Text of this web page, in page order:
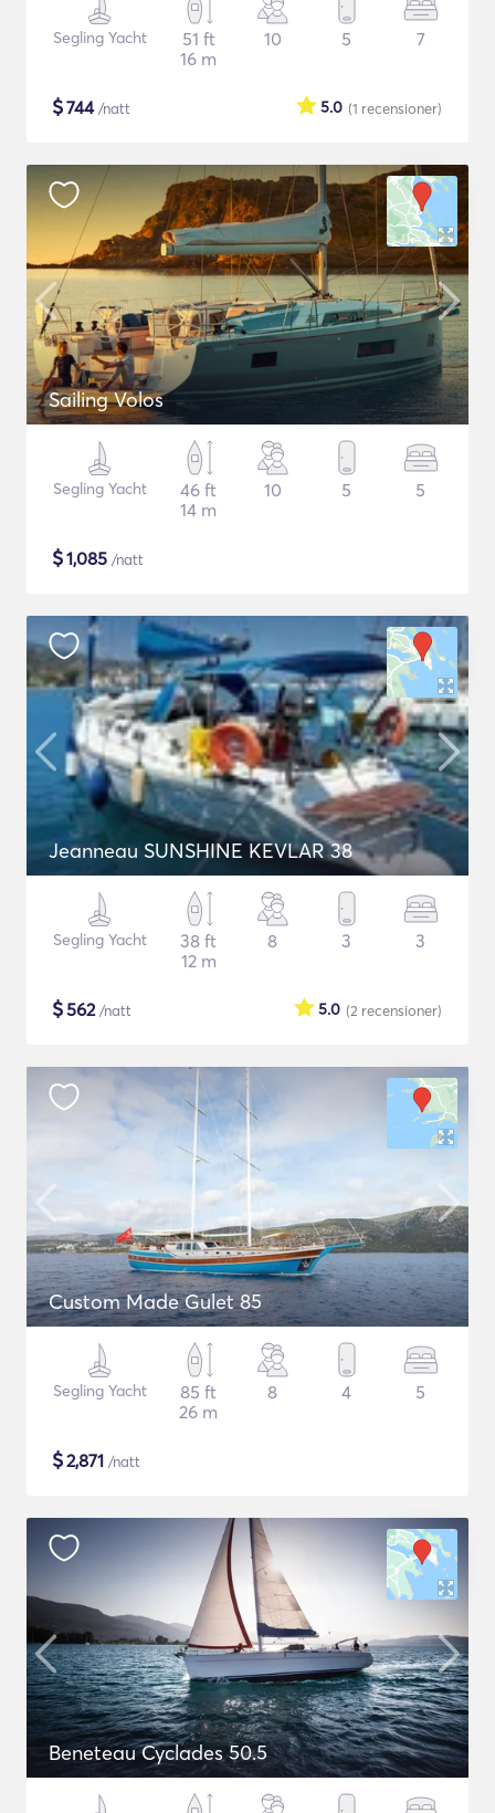
Segling Yacht
51 ft
16 m
10 5 7
$744/natt (1 recensioner)
5.0
Sailing Volos
Segling Yacht
46 ft
14 m
10 5 5
$1,085 /natt
Jeanneau SUNSHINE KEVLAR 38
Segling Yacht
38 ft
12 m
8 3 3
$562/natt (2 recensioner)
5.0
Custom Made Gulet 85
Segling Yacht
85 ft
26 m
8 4 5
$2,871 /natt
Beneteau Cyclades 50.5